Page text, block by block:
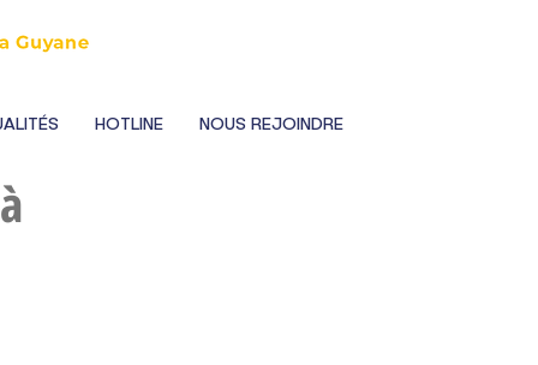
HOTLINE NOUS REJOINDRE